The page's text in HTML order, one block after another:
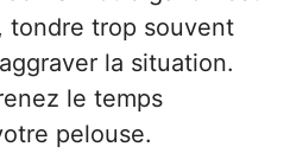
tondre trop souvent
la situation.
le temps
pelouse.